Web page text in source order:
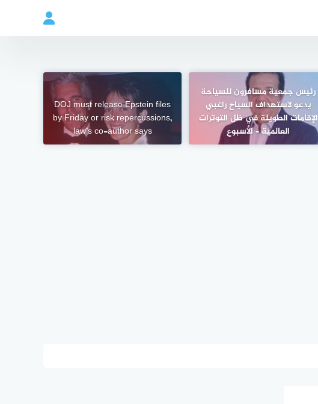
رئيس جمعية مسافرون للسياحة
يدعو لاستهداف السياح راغبي
الإقامات الطويلة في ظل التوترات
العالمية – الأسبوع
DOJ must release Epstein files
by Friday or risk repercussions,
law’s co-author says